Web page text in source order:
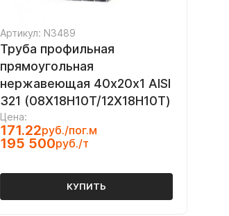
Артикул: N3489
Труба профильная
прямоугольная
нержавеющая 40х20х1 AISI
321 (08Х18Н10Т/12Х18Н10Т)
Цена:
171.22руб./пог.м
195 500руб./т
КУПИТЬ